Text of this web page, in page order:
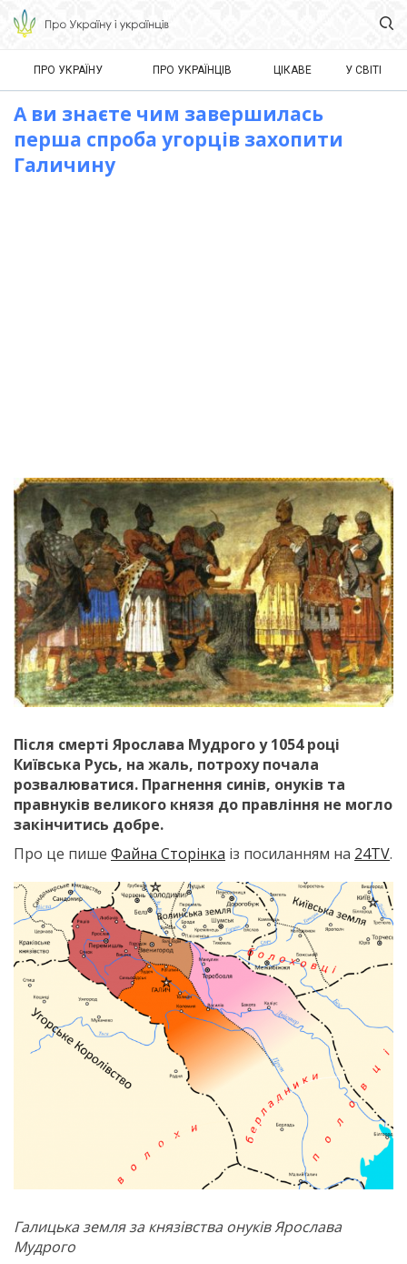
ПРО УКРАЇНУ ПРО УКРАЇНЦІВ ЦІКАВЕ У СВІТІ
А ви знаєте чим завершилась
перша спроба угорців захопити
Галичину
Після смерті Ярослава Мудрого у 1054 році
Київська Русь, на жаль, потроху почала
розвалюватися. Прагнення синів, онуків та
правнуків великого князя до правління не могло
закінчитись добре.
Про це пише Файна Сторінка із посиланням на 24TV.
Галицька земля за князівства онуків Ярослава
Мудрого